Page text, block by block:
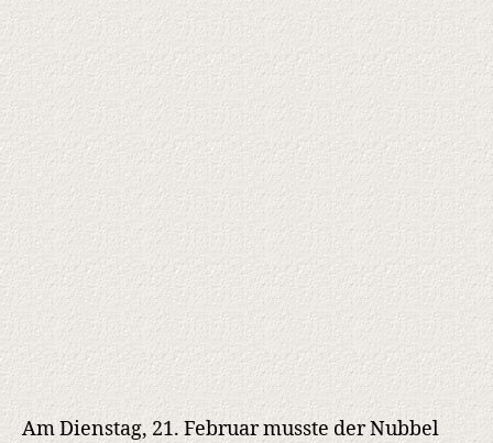
Am Dienstag, 21. Februar musste der Nubbel